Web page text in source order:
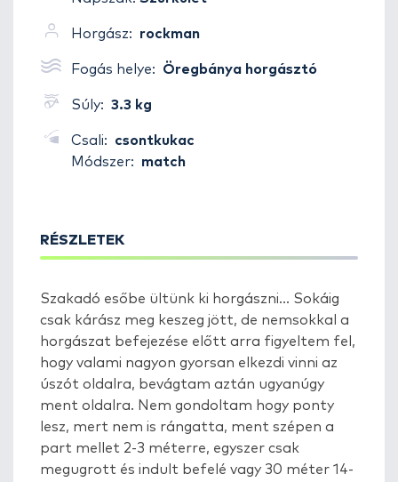
Horgász: rockman
Fogás helye: Öregbánya horgásztó
Súly: 3.3 kg
Csali:
csontkukac
Módszer:
match
RÉSZLETEK
Szakadó esőbe ültünk ki horgászni... Sokáig
csak kárász meg keszeg jött, de nemsokkal a
horgászat befejezése előtt arra figyeltem fel,
hogy valami nagyon gyorsan elkezdi vinni az
úszót oldalra, bevágtam aztán ugyanúgy
ment oldalra. Nem gondoltam hogy ponty
lesz, mert nem is rángatta, ment szépen a
part mellet 2-3 méterre, egyszer csak
megugrott és indult befelé vagy 30 méter 14-